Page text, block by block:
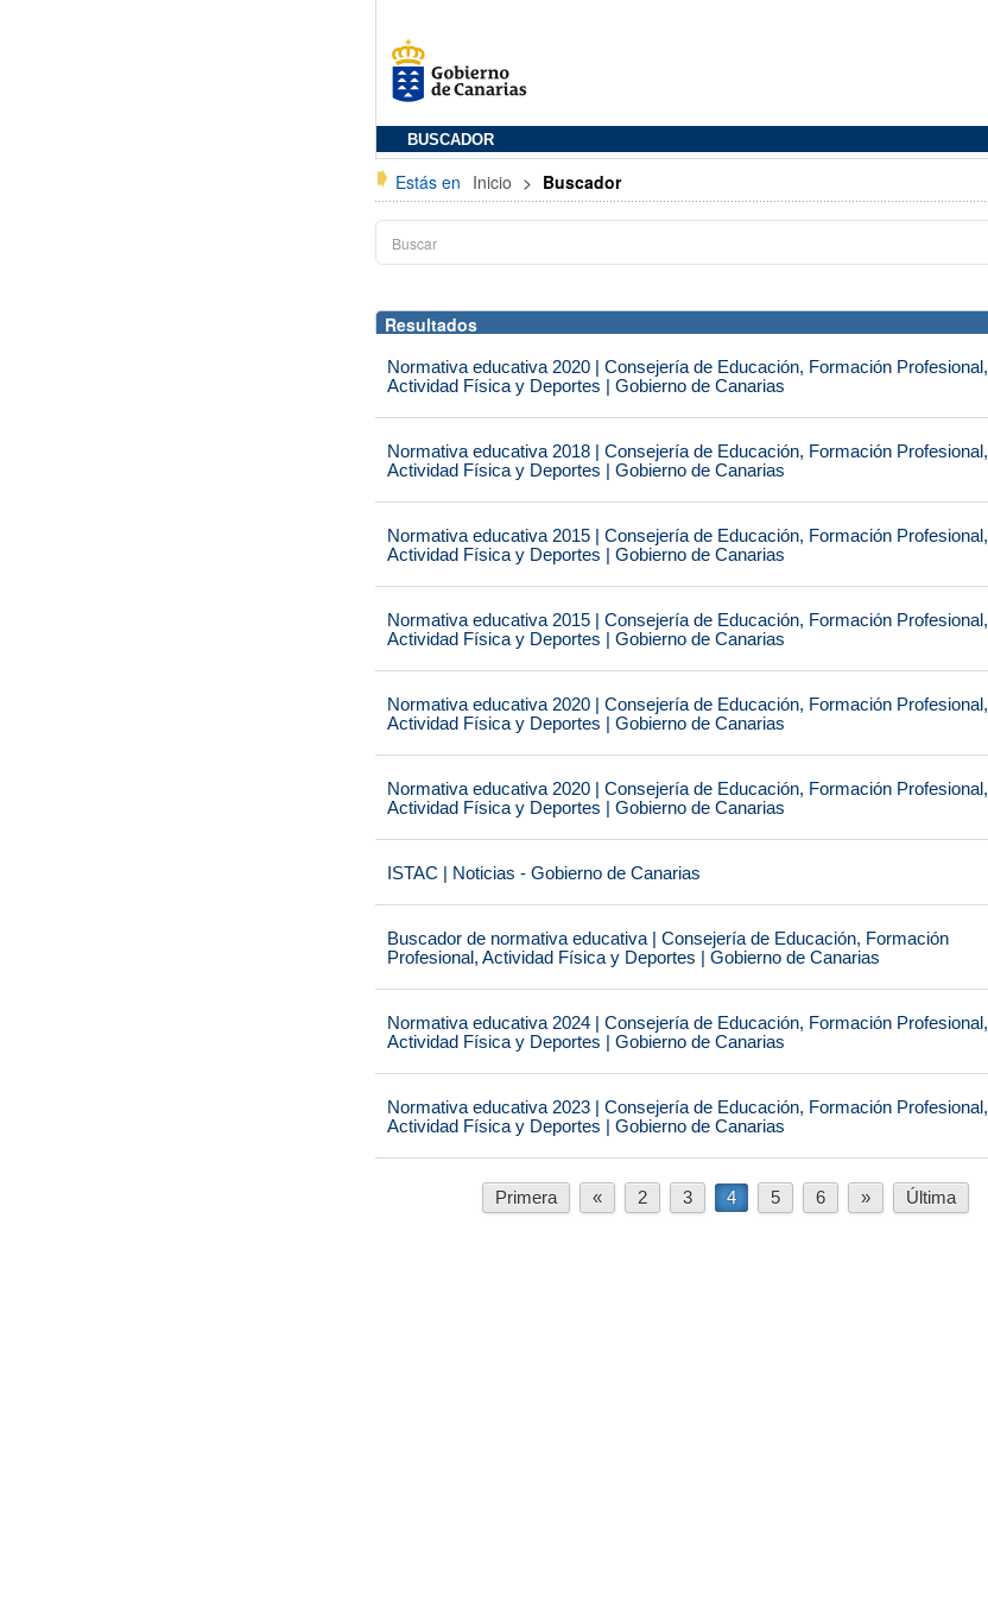
BUSCADOR
Estás en Inicio > Buscador
Resultados
Normativa educativa 2020 | Consejería de Educación, Formación Profesional,
Actividad Física y Deportes | Gobierno de Canarias
Normativa educativa 2018 | Consejería de Educación, Formación Profesional,
Actividad Física y Deportes | Gobierno de Canarias
Normativa educativa 2015 | Consejería de Educación, Formación Profesional,
Actividad Física y Deportes | Gobierno de Canarias
Normativa educativa 2015 | Consejería de Educación, Formación Profesional,
Actividad Física y Deportes | Gobierno de Canarias
Normativa educativa 2020 | Consejería de Educación, Formación Profesional,
Actividad Física y Deportes | Gobierno de Canarias
Normativa educativa 2020 | Consejería de Educación, Formación Profesional,
Actividad Física y Deportes | Gobierno de Canarias
ISTAC | Noticias - Gobierno de Canarias
Buscador de normativa educativa | Consejería de Educación, Formación
Profesional, Actividad Física y Deportes | Gobierno de Canarias
Normativa educativa 2024 | Consejería de Educación, Formación Profesional,
Actividad Física y Deportes | Gobierno de Canarias
Normativa educativa 2023 | Consejería de Educación, Formación Profesional,
Actividad Física y Deportes | Gobierno de Canarias
Primera « 2 3 4 5 6 » Última